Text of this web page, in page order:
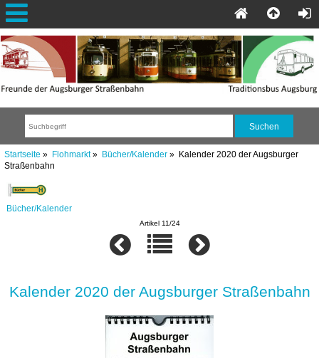
Startseite » Flohmarkt» Bücher/Kalender» Kalender 2020 der Augsburger
Straßenbahn
Bücher/Kalender
Artikel 11/24
Kalender 2020 der Augsburger Straßenbahn